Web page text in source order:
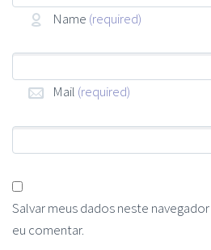
Name (required)
Mail (required)
Salvar meus dados neste
eu comentar.